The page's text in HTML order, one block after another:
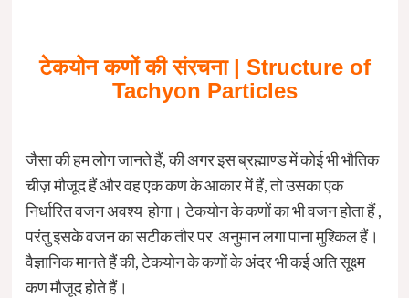
टेकयोन कणों की संरचना | Structure of
Tachyon Particles
जैसा की हम लोग जानते हैं, की अगर इस ब्रह्माण्ड में कोई भी भौतिक
चीज़ मौजूद हैं और वह एक कण के आकार में हैं, तो उसका एक
निर्धारित वजन अवश्य होगा। टेकयोन के कणों का भी वजन होता हैं ,
परंतु इसके वजन का सटीक तौर पर अनुमान लगा पाना मुश्किल हैं।
वैज्ञानिक मानते हैं की, टेकयोन के कणों के अंदर भी कई अति सूक्ष्म
कण मौजूद होते हैं।